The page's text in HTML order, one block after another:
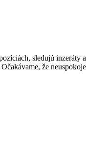
sledujú inzeráty
že